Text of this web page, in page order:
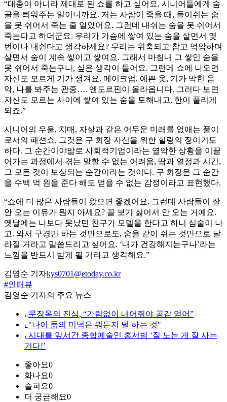
“대충이 아니라 제대로 된 쇼를 하고 싶어요. 시니어들에게 숨
골을 틔워주는 일이니까요. 저는 사람이 죽을 때, 들이쉬는 숨
을 못 쉬어서 죽는 줄 알았어요. 그런데 내쉬는 숨을 못 쉬어서
죽는다고 하더군요. 우리가 가슴에 쌓여 있는 숨을 살면서 몇
번이나 내쉰다고 생각하세요? 우리는 위축되고 참고 억압하며
살면서 숨이 계속 쌓이고 쌓여요. 그래서 마침내 그 쌓인 숨을
못 쉬어서 죽는구나, 싶은 생각이 들어요. 그런데 쇼에 나오면
자신도 모르게 기가 생겨요. 메이크업, 예쁜 옷, 기가 막힌 음
악, 나를 봐주는 관중…. 엔도르핀이 올라옵니다. 그러다 보면
자신도 모르는 사이에 쌓여 있는 숨을 토해내고, 한이 풀리게
되죠.”
시니어의 우울, 치매, 자살과 같은 어두운 미래를 없애는 풀이
로서의 패션쇼. 그것은 구 회장 자신을 위한 힐링의 장이기도
하다. 그 순간이야말로 사회적기업이라는 열악한 상황을 이끌
어가는 과정에서 겪는 말할 수 없는 어려움, 땀과 열정과 시간,
그 모든 것이 보상되는 순간이라는 것이다. 구 회장은 그 순간
을 수백 억 원을 준다 해도 얻을 수 없는 감정이라고 표현했다.
“쇼에 더 많은 사람들이 왔으면 좋겠어요. 그런데 사람들이 잘
안 오는 이유가 뭔지 아세요? 꼴 보기 싫어서 안 오는 거예요.
옛날에는 나보다 못났던 친구가 모델을 한다고 하니 심술이 나
고. 와서 구경만 하는 것만으로도, 숨을 같이 쉬는 것만으로 달
라질 거라고 말씀드리고 싶어요. ‘내가 건강해지는구나’라는
느낌을 반드시 받게 될 거라고 생각해요.”
김영순 기자kys0701@etoday.co.kr
#인터뷰
김영순 기자의 주요 뉴스
⌞ 문장옥의 진심, “가림없이 내어줘야 공감 얻어”
⌞ "나이 듦의 미덕은 뭐든지 덜 하는 것"
⌞ 시대를 앞서간 종합예술인 홍서범 ‘잘 노는 게 잘 사는
거다!’
좋아요0
화나요0
슬퍼요0
더 궁금해요0